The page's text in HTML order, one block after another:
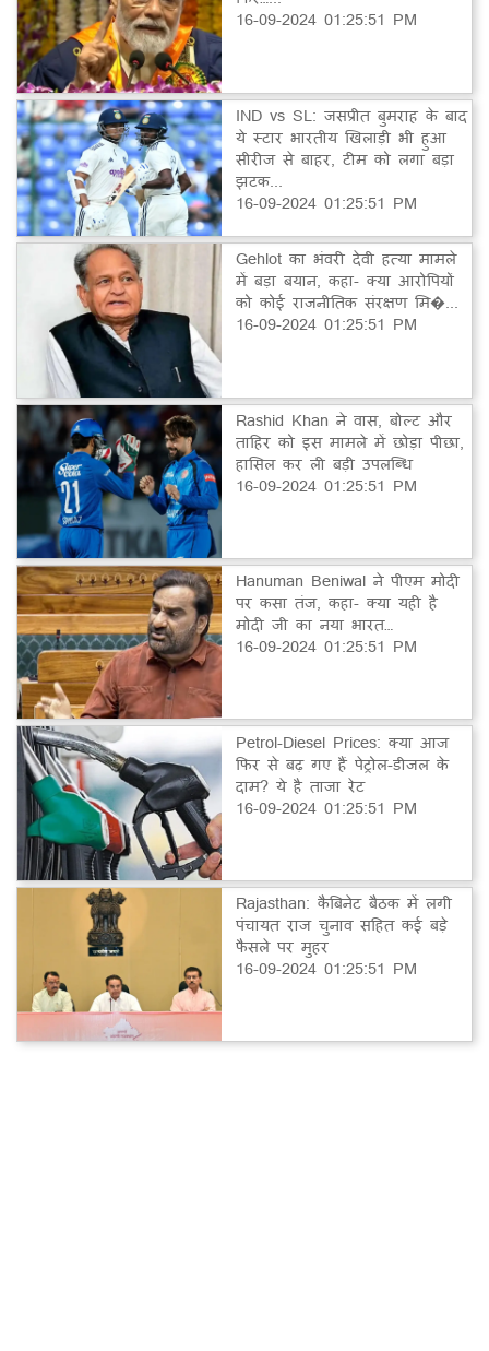
16-09-2024 01:25:51 PM
IND vs SL: जसप्रीत बुमराह के बाद
ये स्टार भारतीय खिलाड़ी भी हुआ
सीरीज से बाहर, टीम को लगा बड़ा
झटक...
16-09-2024 01:25:51 PM
Gehlot का भंवरी देवी हत्या मामले
में बड़ा बयान, कहा- क्या आरोपियों
को कोई राजनीतिक संरक्षण मि�...
16-09-2024 01:25:51 PM
Rashid Khan ने वास, बोल्ट और
ताहिर को इस मामले में छोड़ा पीछा,
हासिल कर ली बड़ी उपलब्धि
16-09-2024 01:25:51 PM
Hanuman Beniwal ने पीएम मोदी
पर कसा तंज, कहा- क्या यही है
मोदी जी का नया भारत…
16-09-2024 01:25:51 PM
Petrol-Diesel Prices: क्या आज
फिर से बढ़ गए हैं पेट्रोल-डीजल के
दाम? ये है ताजा रेट
16-09-2024 01:25:51 PM
Rajasthan: कैबिनेट बैठक में लगी
पंचायत राज चुनाव सहित कई बड़े
फैसले पर मुहर
16-09-2024 01:25:51 PM